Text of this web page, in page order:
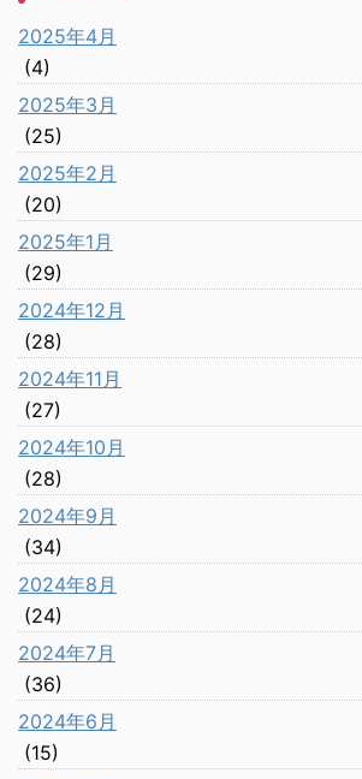
2025年4月
(4)
2025年3月
(25)
2025年2月
(20)
2025年1月
(29)
2024年12月
(28)
2024年11月
(27)
2024年10月
(28)
2024年9月
(34)
2024年8月
(24)
2024年7月
(36)
2024年6月
(15)